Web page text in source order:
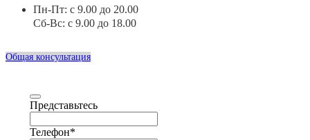
Пн-Пт: с 9.00 до 20.00
Сб-Вс: с 9.00 до 18.00
Общая консультация
Представьтесь
Телефон*